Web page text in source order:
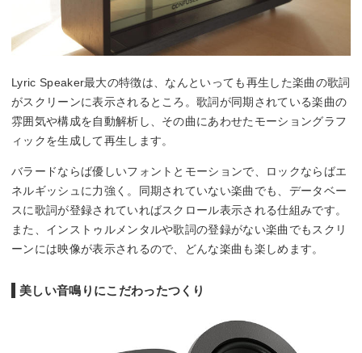
Lyric Speaker最大の特徴は、なんといっても再生した楽曲の歌詞
がスクリーンに表示されるところ。歌詞が同期されている楽曲の
雰囲気や構成を自動解析し、その曲にあわせたモーショングラフ
ィックを生成して再生します。
バラードならば優しいフォントとモーションで、ロックならばエ
ネルギッシュに力強く。同期されていない楽曲でも、データベー
スに歌詞が登録されていればスクロール表示される仕組みです。
また、インストゥルメンタルや歌詞の登録がない楽曲でもスクリ
ーンには映像が表示されるので、どんな楽曲も楽しめます。
美しい音鳴りにこだわったつくり